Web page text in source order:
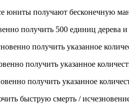
юниты получают бесконечную
получить 500 единиц дерева и
получить указанное
получить указанное
получить указанное
быструю смерть /